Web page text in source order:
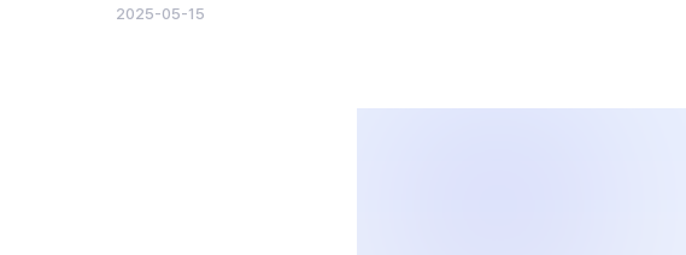
2025-05-15